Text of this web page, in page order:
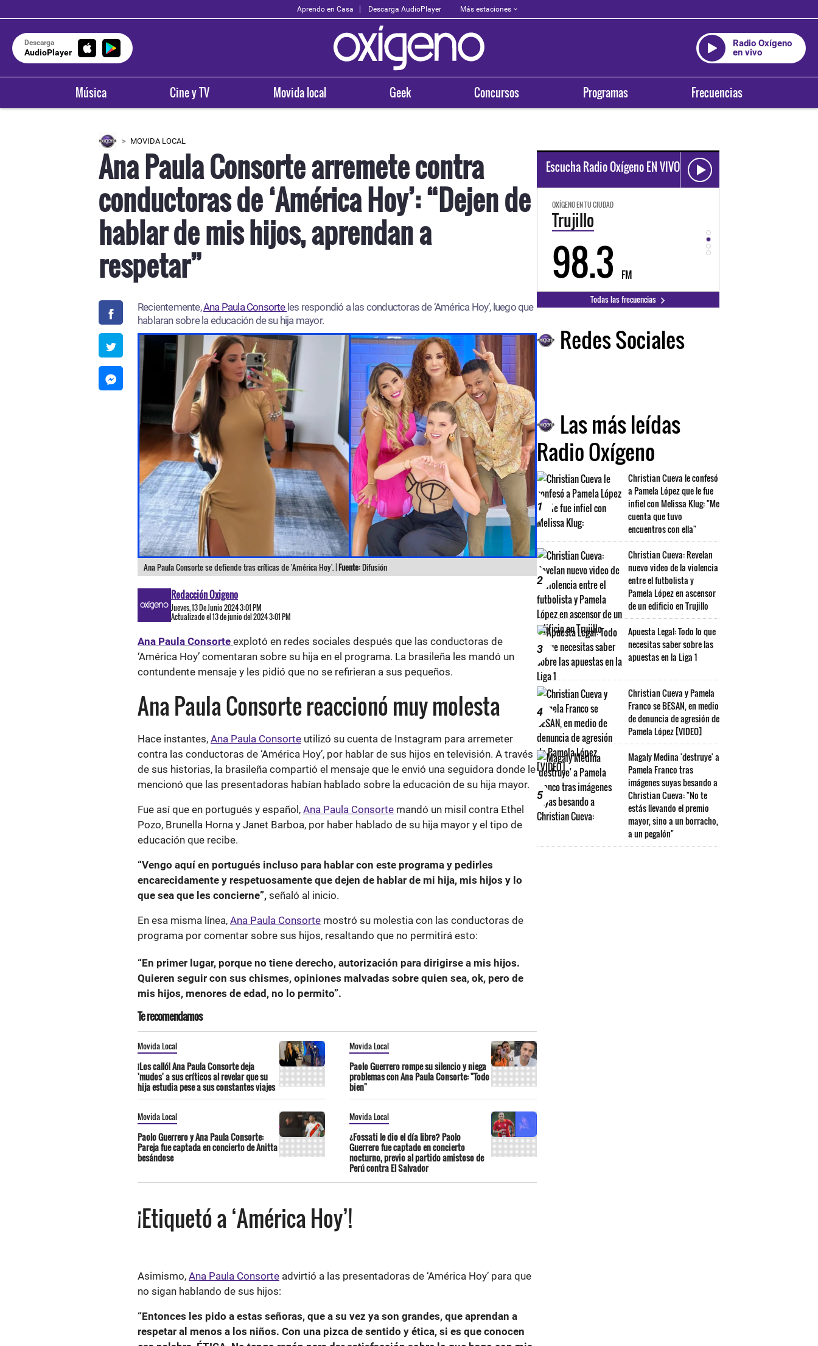
Aprendo en Casa Descarga AudioPlayer Más estaciones
Descarga
AudioPlayer
Radio Oxígeno
en vivo
Música Cine y TV Movida local Geek Concursos Programas Frecuencias
MOVIDA LOCAL
Ana Paula Consorte arremete contra
conductoras de ‘América Hoy’: “Dejen de
hablar de mis hijos, aprendan a
respetar”
Recientemente,Ana Paula Consorte les respondió a las conductoras de ‘América Hoy’, luego que
hablaran sobre la educación de su hija mayor.
Ana Paula Consorte se defiende tras críticas de 'América Hoy'. |Fuente:Difusión
Redacción Oxigeno
Jueves, 13 De Junio 2024 3:01 PM
Actualizado el 13 de junio del 2024 3:01 PM
Ana Paula Consorte explotó en redes sociales después que las conductoras de
‘América Hoy’ comentaran sobre su hija en el programa. La brasileña les mandó un
contundente mensaje y les pidió que no se refirieran a sus pequeños.
Ana Paula Consorte reaccionó muy molesta
Hace instantes, Ana Paula Consorte utilizó su cuenta de Instagram para arremeter
contra las conductoras de ‘América Hoy’, por hablar de sus hijos en televisión. A través
de sus historias, la brasileña compartió el mensaje que le envió una seguidora donde le
mencionó que las presentadoras habían hablado sobre la educación de su hija mayor.
Fue así que en portugués y español, Ana Paula Consorte mandó un misil contra Ethel
Pozo, Brunella Horna y Janet Barboa, por haber hablado de su hija mayor y el tipo de
educación que recibe.
“Vengo aquí en portugués incluso para hablar con este programa y pedirles
encarecidamente y respetuosamente que dejen de hablar de mi hija, mis hijos y lo
que sea que les concierne”, señaló al inicio.
En esa misma línea, Ana Paula Consorte mostró su molestia con las conductoras de
programa por comentar sobre sus hijos, resaltando que no permitirá esto:
“En primer lugar, porque no tiene derecho, autorización para dirigirse a mis hijos.
Quieren seguir con sus chismes, opiniones malvadas sobre quien sea, ok, pero de
mis hijos, menores de edad, no lo permito”.
Te recomendamos
Movida Local
¡Los calló! Ana Paula Consorte deja
'mudos' a sus críticos al revelar que su
hija estudia pese a sus constantes viajes
Movida Local
Paolo Guerrero rompe su silencio y niega
problemas con Ana Paula Consorte: "Todo
bien"
Movida Local
Paolo Guerrero y Ana Paula Consorte:
Pareja fue captada en concierto de Anitta
besándose
Movida Local
¿Fossati le dio el día libre? Paolo
Guerrero fue captado en concierto
nocturno, previo al partido amistoso de
Perú contra El Salvador
¡Etiquetó a ‘América Hoy’!
Asimismo, Ana Paula Consorte advirtió a las presentadoras de ‘América Hoy’ para que
no sigan hablando de sus hijos:
“Entonces les pido a estas señoras, que a su vez ya son grandes, que aprendan a
respetar al menos a los niños. Con una pizca de sentido y ética, si es que conocen
Escucha Radio Oxígeno EN VIVO
OXÍGENO EN TU CIUDAD
Arequipa
93.5
OXÍGENO EN TU CIUDAD
Trujillo
98.3 FM 94.3
Todas las frecuencias
Redes Sociales
Las más leídas
Radio Oxígeno
1
Christian Cueva le confesó
a Pamela López que le fue
infiel con Melissa Klug: "Me
cuenta que tuvo
encuentros con ella"
2
Christian Cueva: Revelan
nuevo video de la violencia
entre el futbolista y
Pamela López en ascensor
de un edificio en Trujillo
3
Apuesta Legal: Todo lo que
necesitas saber sobre las
apuestas en la Liga 1
4
Christian Cueva y Pamela
Franco se BESAN, en medio
de denuncia de agresión de
Pamela López [VIDEO]
5
Magaly Medina 'destruye' a
Pamela Franco tras
imágenes suyas besando a
Christian Cueva: "No te
estás llevando el premio
mayor, sino a un borracho,
a un pegalón"